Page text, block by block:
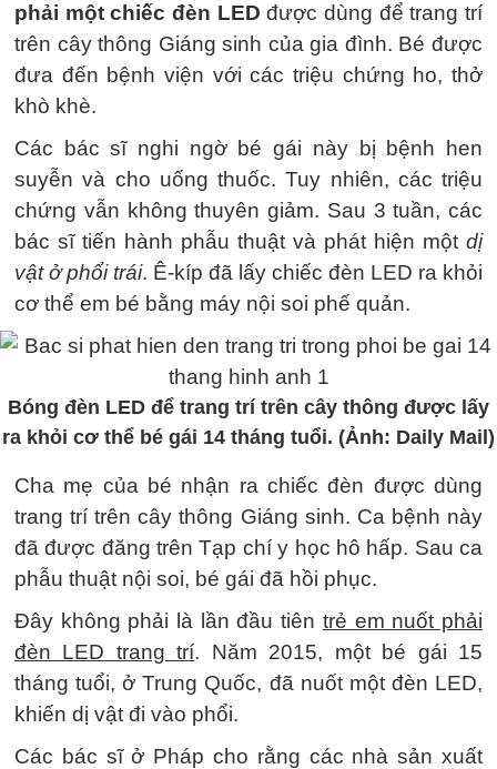
phải một chiếc đèn LED được dùng để trang trí
trên cây thông Giáng sinh của gia đình. Bé được
đưa đến bệnh viện với các triệu chứng ho, thở
khò khè.
Các bác sĩ nghi ngờ bé gái này bị bệnh hen
suyễn và cho uống thuốc. Tuy nhiên, các triệu
chứng vẫn không thuyên giảm. Sau 3 tuần, các
bác sĩ tiến hành phẫu thuật và phát hiện một dị
vật ở phổi trái. Ê-kíp đã lấy chiếc đèn LED ra khỏi
cơ thể em bé bằng máy nội soi phế quản.
Bóng đèn LED để trang trí trên cây thông được lấy
ra khỏi cơ thể bé gái 14 tháng tuổi. (Ảnh: Daily Mail)
Cha mẹ của bé nhận ra chiếc đèn được dùng
trang trí trên cây thông Giáng sinh. Ca bệnh này
đã được đăng trên Tạp chí y học hô hấp. Sau ca
phẫu thuật nội soi, bé gái đã hồi phục.
Đây không phải là lần đầu tiên trẻ em nuốt phải
đèn LED trang trí. Năm 2015, một bé gái 15
tháng tuổi, ở Trung Quốc, đã nuốt một đèn LED,
khiến dị vật đi vào phổi.
Các bác sĩ ở Pháp cho rằng các nhà sản xuất